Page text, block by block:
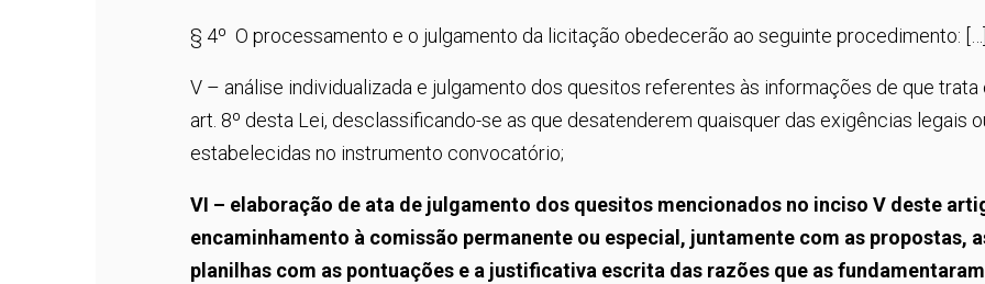
§ 4º O processamento e o julgamento da licitação obedecerão ao seguinte procedimento:
V – análise individualizada e julgamento dos quesitos referentes às informações de que trata
art. 8º desta Lei, desclassificando-se as que desatenderem quaisquer das exigências legais
estabelecidas no instrumento convocatório;
VI – elaboração de ata de julgamento dos quesitos mencionados no inciso V deste
encaminhamento à comissão permanente ou especial, juntamente com as propostas,
planilhas com as pontuações e a justificativa escrita das razões que as